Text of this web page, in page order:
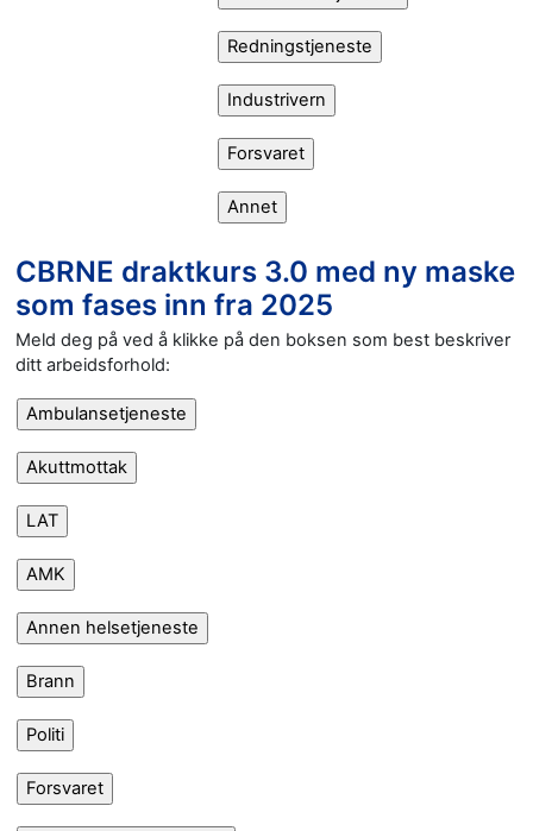
CBRNE draktkurs 3.0 med ny maske
som fases inn fra 2025
Meld deg på ved å klikke på den boksen som best beskriver
ditt arbeidsforhold: